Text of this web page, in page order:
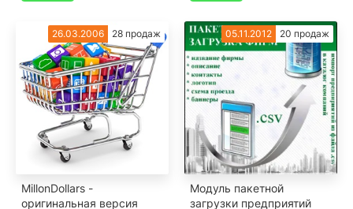
26.03.2006 28 продаж
MillonDollars -
оригинальная версия
05.11.2012 20 продаж
Модуль пакетной
загрузки предприятий